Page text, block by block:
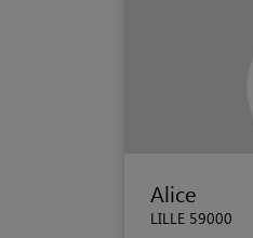
Alice
LILLE 59000